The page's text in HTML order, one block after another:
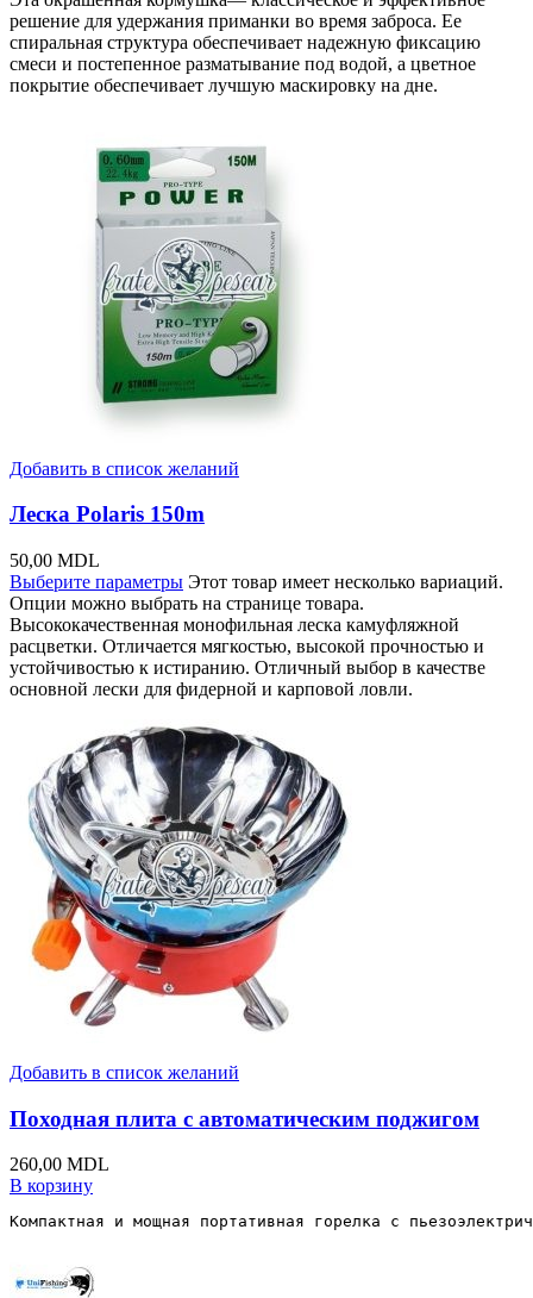
решение для удержания приманки во время заброса. Ее
спиральная структура обеспечивает надежную фиксацию
смеси и постепенное разматывание под водой, а цветное
покрытие обеспечивает лучшую маскировку на дне.
Добавить в список желаний
Леска Polaris 150m
50,00 MDL
Выберите параметры Этот товар имеет несколько вариаций.
Опции можно выбрать на странице товара.
Высококачественная монофильная леска камуфляжной
расцветки. Отличается мягкостью, высокой прочностью и
устойчивостью к истиранию. Отличный выбор в качестве
основной лески для фидерной и карповой ловли.
Добавить в список желаний
Походная плита с автоматическим поджигом
260,00 MDL
В корзину
Компактная и мощная портативная горелка с